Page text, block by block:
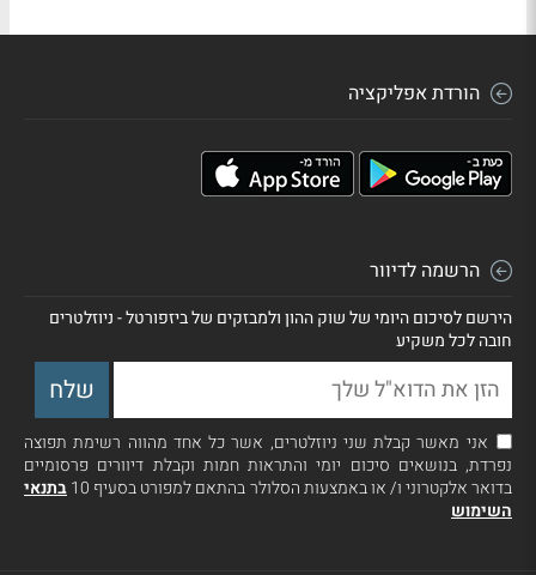
הורדת אפליקציה
הרשמה לדיוור
הירשם לסיכום היומי של שוק ההון ולמבזקים של ביזפורטל - ניוזלטרים
חובה לכל משקיע
אני מאשר קבלת שני ניוזלטרים, אשר כל אחד מהווה רשימת תפוצה
נפרדת, בנושאים סיכום יומי והתראות חמות וקבלת דיוורים פרסומיים
בדואר אלקטרוני ו/ או באמצעות הסלולר בהתאם למפורט בסעיף 10
בתנאי
השימוש